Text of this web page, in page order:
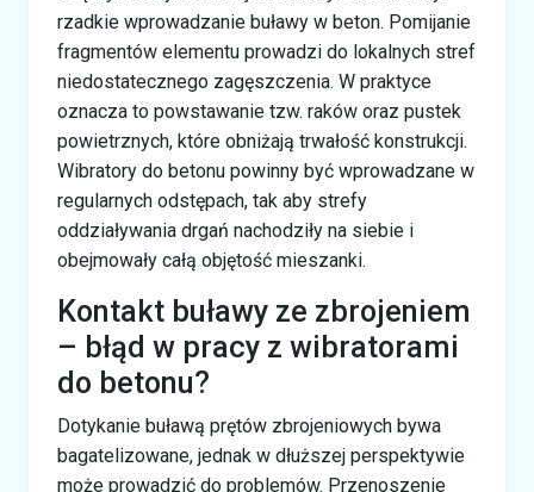
rzadkie wprowadzanie buławy w beton. Pomijanie
fragmentów elementu prowadzi do lokalnych stref
niedostatecznego zagęszczenia. W praktyce
oznacza to powstawanie tzw. raków oraz pustek
powietrznych, które obniżają trwałość konstrukcji.
Wibratory do betonu powinny być wprowadzane w
regularnych odstępach, tak aby strefy
oddziaływania drgań nachodziły na siebie i
obejmowały całą objętość mieszanki.
Kontakt buławy ze zbrojeniem
– błąd w pracy z wibratorami
do betonu?
Dotykanie buławą prętów zbrojeniowych bywa
bagatelizowane, jednak w dłuższej perspektywie
może prowadzić do problemów. Przenoszenie